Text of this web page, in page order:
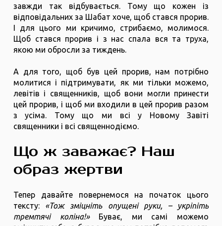
завжди так відбувається. Тому що кожен із
відповідальних за Шабат хоче, щоб стався прорив.
І для цього ми кричимо, стрибаємо, молимося.
Щоб стався прорив і з нас спала вся та труха,
якою ми обросли за тиждень.
А для того, щоб був цей прорив, нам потрібно
молитися і підтримувати, як ми тільки можемо,
левітів і священників, щоб вони могли принести
цей прорив, і щоб ми входили в цей прорив разом
з усіма. Тому що ми всі у Новому Завіті
священники і всі священнодіємо.
Що ж заважає? Наш
образ жертви
Тепер давайте повернемося на початок цього
тексту: «Тож зміцніть опущені руки, – укріпіть
тремтячі коліна!»Буває, ми самі можемо